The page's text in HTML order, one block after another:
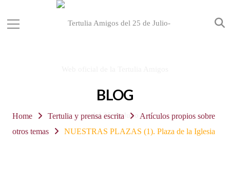
BLOG
Home Tertulia y prensa escrita
Artículos propios sobre
otros temas
NUESTRAS PLAZAS (1). Plaza de la Iglesia